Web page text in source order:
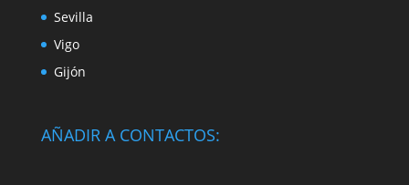
Sevilla
Vigo
Gijón
AÑADIR A CONTACTOS: